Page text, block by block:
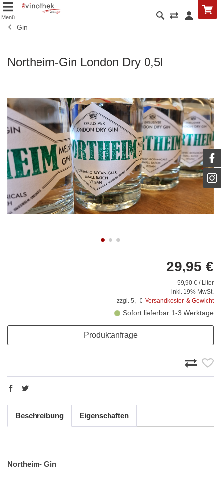
Menü
Gin
Northeim-Gin London Dry 0,5l
29,95 €
59,90 € / Liter
inkl. 19% MwSt.
zzgl. 5,- € Versandkosten & Gewicht
Sofort lieferbar 1-3 Werktage
Produktanfrage
Beschreibung Eigenschaften
Northeim- Gin